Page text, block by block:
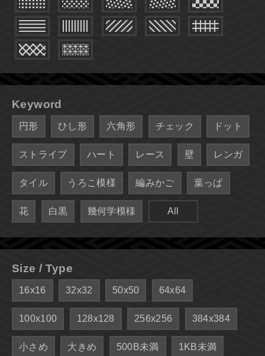
Keyword
円形 ひし形 六角形 チェック ドット
ストライプ ハート レース 壁 レンガ
タイル うろこ模様 編みかご 葉っぱ
花 白黒 幾何学模様 All
Size / Type
16x16 32x32 50x50 64x64
100x100 128x128 256x256 384x384
小さめ 大きめ 500B未満 1KB未満